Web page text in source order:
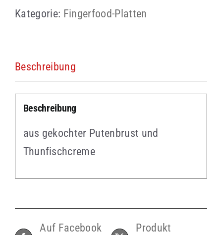
ab
Menge
Kategorie: Fingerfood-Platten
Beschreibung
Beschreibung
aus gekochter Putenbrust und
Thunfischcreme
Auf Facebook
Produkt